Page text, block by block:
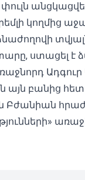
կողմից
ստացել է
Ադգուր
այն բանից
Բժանիան